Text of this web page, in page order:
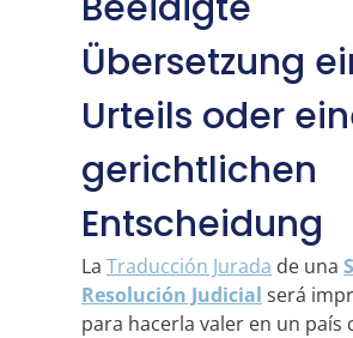
Übersetzung
Urteils oder
gerichtlichen
Entscheidung
La Traducción Jurada de una
Resolución Judicial será
para hacerla valer en un país